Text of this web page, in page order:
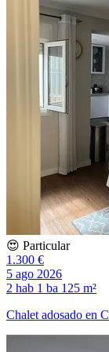
😍 Particular
1.300 €
5 ago 2026
2 hab 1 ba 125 m²
Chalet adosado en